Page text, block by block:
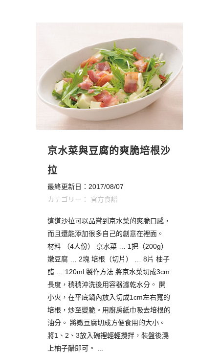
京水菜與豆腐的爽脆培根沙
拉
最終更新日：2017/08/07
カテゴリー： 官方食譜
這道沙拉可以品嘗到京水菜的爽脆口感，
而且還能添加很多自己的創意在裡面。
材料 （4人份） 京水菜 … 1把（200g）
嫩豆腐 … 2塊 培根（切片） … 8片 柚子
醋 … 120ml 製作方法 將京水菜切成3cm
長度，稍稍沖洗後用容器濾乾水分。 開
小火，在平底鍋內放入切成1cm左右寬的
培根，炒至變脆。用廚房紙巾吸去培根的
油分。 將嫩豆腐切成方便食用的大小。
將1、2、3放入碗裡輕輕攪拌，裝盤後澆
上柚子醋即可。 ...